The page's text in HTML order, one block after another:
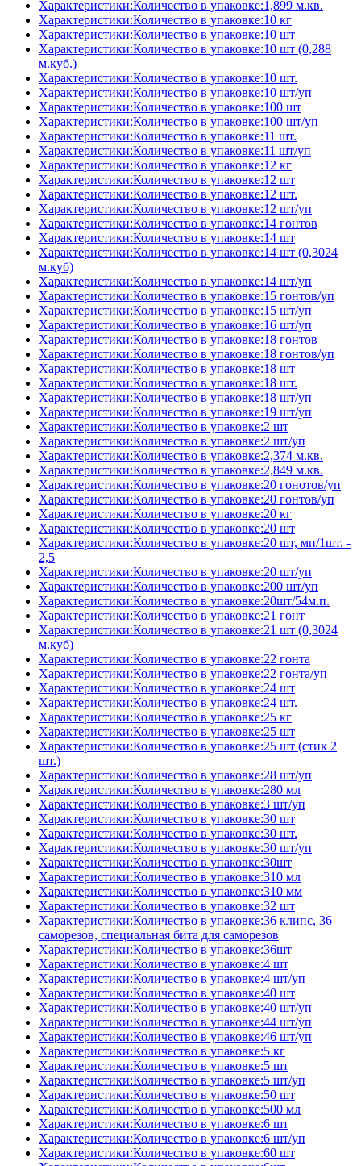
Характеристики:Количество в упаковке:1,899 м.кв.
Характеристики:Количество в упаковке:10 кг
Характеристики:Количество в упаковке:10 шт
Характеристики:Количество в упаковке:10 шт (0,288
м.куб.)
Характеристики:Количество в упаковке:10 шт.
Характеристики:Количество в упаковке:10 шт/уп
Характеристики:Количество в упаковке:100 шт
Характеристики:Количество в упаковке:100 шт/уп
Характеристики:Количество в упаковке:11 шт.
Характеристики:Количество в упаковке:11 шт/уп
Характеристики:Количество в упаковке:12 кг
Характеристики:Количество в упаковке:12 шт
Характеристики:Количество в упаковке:12 шт.
Характеристики:Количество в упаковке:12 шт/уп
Характеристики:Количество в упаковке:14 гонтов
Характеристики:Количество в упаковке:14 шт
Характеристики:Количество в упаковке:14 шт (0,3024
м.куб)
Характеристики:Количество в упаковке:14 шт/уп
Характеристики:Количество в упаковке:15 гонтов/уп
Характеристики:Количество в упаковке:15 шт/уп
Характеристики:Количество в упаковке:16 шт/уп
Характеристики:Количество в упаковке:18 гонтов
Характеристики:Количество в упаковке:18 гонтов/уп
Характеристики:Количество в упаковке:18 шт
Характеристики:Количество в упаковке:18 шт.
Характеристики:Количество в упаковке:18 шт/уп
Характеристики:Количество в упаковке:19 шт/уп
Характеристики:Количество в упаковке:2 шт
Характеристики:Количество в упаковке:2 шт/уп
Характеристики:Количество в упаковке:2,374 м.кв.
Характеристики:Количество в упаковке:2,849 м.кв.
Характеристики:Количество в упаковке:20 гонотов/уп
Характеристики:Количество в упаковке:20 гонтов/уп
Характеристики:Количество в упаковке:20 кг
Характеристики:Количество в упаковке:20 шт
Характеристики:Количество в упаковке:20 шт, мп/1шт. -
2,5
Характеристики:Количество в упаковке:20 шт/уп
Характеристики:Количество в упаковке:200 шт/уп
Характеристики:Количество в упаковке:20шт/54м.п.
Характеристики:Количество в упаковке:21 гонт
Характеристики:Количество в упаковке:21 шт (0,3024
м.куб)
Характеристики:Количество в упаковке:22 гонта
Характеристики:Количество в упаковке:22 гонта/уп
Характеристики:Количество в упаковке:24 шт
Характеристики:Количество в упаковке:24 шт.
Характеристики:Количество в упаковке:25 кг
Характеристики:Количество в упаковке:25 шт
Характеристики:Количество в упаковке:25 шт (стик 2
шт.)
Характеристики:Количество в упаковке:28 шт/уп
Характеристики:Количество в упаковке:280 мл
Характеристики:Количество в упаковке:3 шт/уп
Характеристики:Количество в упаковке:30 шт
Характеристики:Количество в упаковке:30 шт.
Характеристики:Количество в упаковке:30 шт/уп
Характеристики:Количество в упаковке:30шт
Характеристики:Количество в упаковке:310 мл
Характеристики:Количество в упаковке:310 мм
Характеристики:Количество в упаковке:32 шт
Характеристики:Количество в упаковке:36 клипс, 36
саморезов, специальная бита для саморезов
Характеристики:Количество в упаковке:36шт
Характеристики:Количество в упаковке:4 шт
Характеристики:Количество в упаковке:4 шт/уп
Характеристики:Количество в упаковке:40 шт
Характеристики:Количество в упаковке:40 шт/уп
Характеристики:Количество в упаковке:44 шт/уп
Характеристики:Количество в упаковке:46 шт/уп
Характеристики:Количество в упаковке:5 кг
Характеристики:Количество в упаковке:5 шт
Характеристики:Количество в упаковке:5 шт/уп
Характеристики:Количество в упаковке:50 шт
Характеристики:Количество в упаковке:500 мл
Характеристики:Количество в упаковке:6 шт
Характеристики:Количество в упаковке:6 шт/уп
Характеристики:Количество в упаковке:60 шт